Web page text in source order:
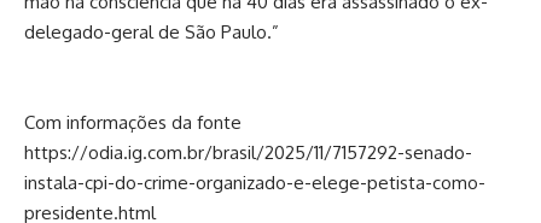
delegado-geral de São Paulo.”
Com informações da fonte
https://odia.ig.com.br/brasil/2025/11/7157292-senado-
instala-cpi-do-crime-organizado-e-elege-petista-como-
presidente.html